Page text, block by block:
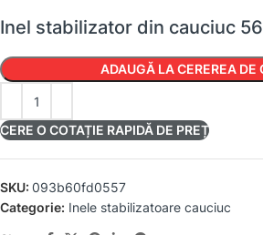
Inel stabilizator din cauciuc
ADAUGĂ LA CEREREA DE
CERE O COTAȚIE RAPIDĂ DE PREȚ
SKU: 093b60fd0557
Categorie: Inele stabilizatoare cauciuc